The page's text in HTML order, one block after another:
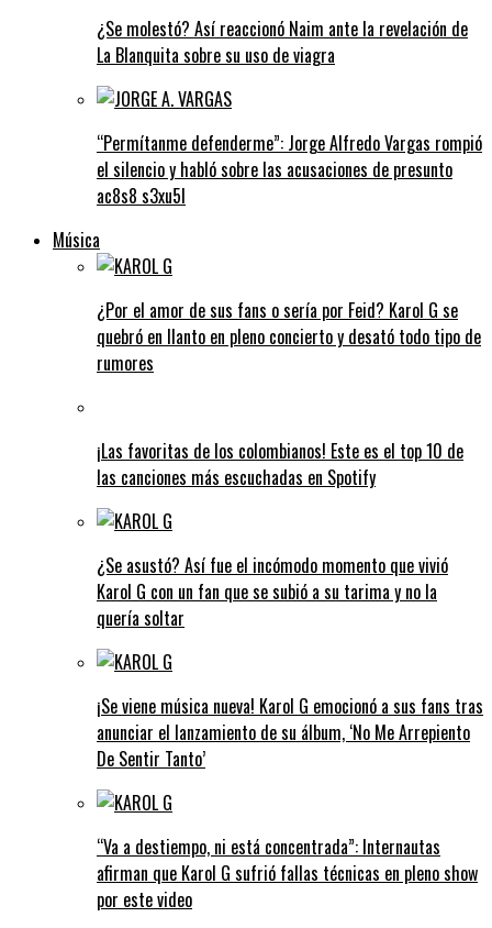
¿Se molestó? Así reaccionó Naim ante la revelación de
La Blanquita sobre su uso de viagra
“Permítanme defenderme”: Jorge Alfredo Vargas rompió
el silencio y habló sobre las acusaciones de presunto
ac8s8 s3xu5l
Música
¿Por el amor de sus fans o sería por Feid? Karol G se
quebró en llanto en pleno concierto y desató todo tipo de
rumores
¡Las favoritas de los colombianos! Este es el top 10 de
las canciones más escuchadas en Spotify
¿Se asustó? Así fue el incómodo momento que vivió
Karol G con un fan que se subió a su tarima y no la
quería soltar
¡Se viene música nueva! Karol G emocionó a sus fans tras
anunciar el lanzamiento de su álbum, ‘No Me Arrepiento
De Sentir Tanto’
“Va a destiempo, ni está concentrada”: Internautas
afirman que Karol G sufrió fallas técnicas en pleno show
por este video